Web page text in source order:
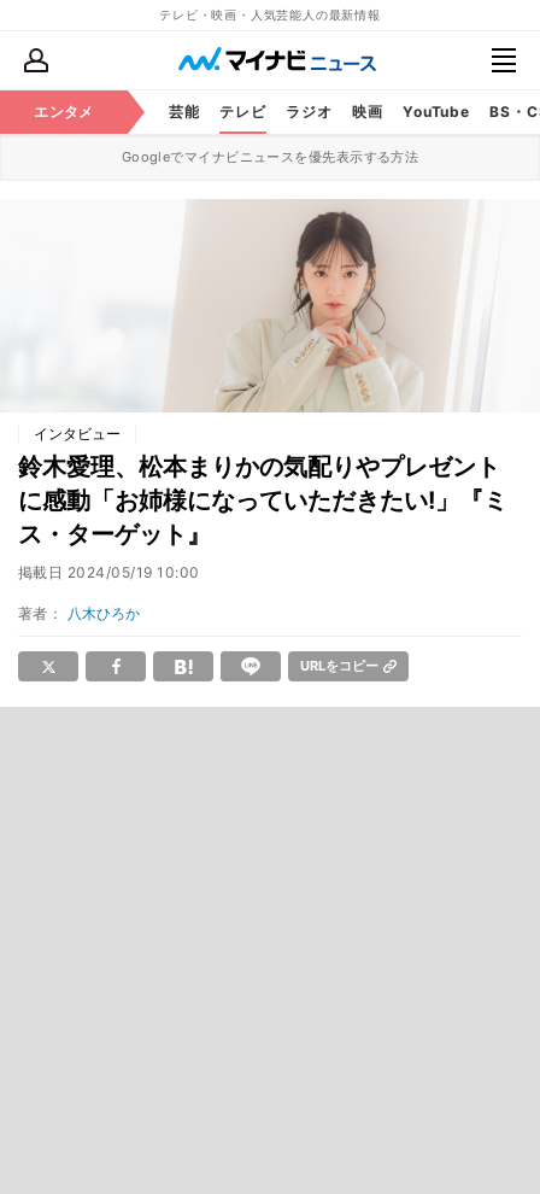
テレビ・映画・人気芸能人の最新情報
エンタメ 芸能 テレビ ラジオ 映画 YouTube BS・
Googleでマイナビニュースを優先表示する方法
インタビュー
鈴木愛理、松本まりかの気配りやプレゼント
に感動「お姉様になっていただきたい!」『ミ
ス・ターゲット』
掲載日 2024/05/19 10:00
著者： 八木ひろか
URLをコピー